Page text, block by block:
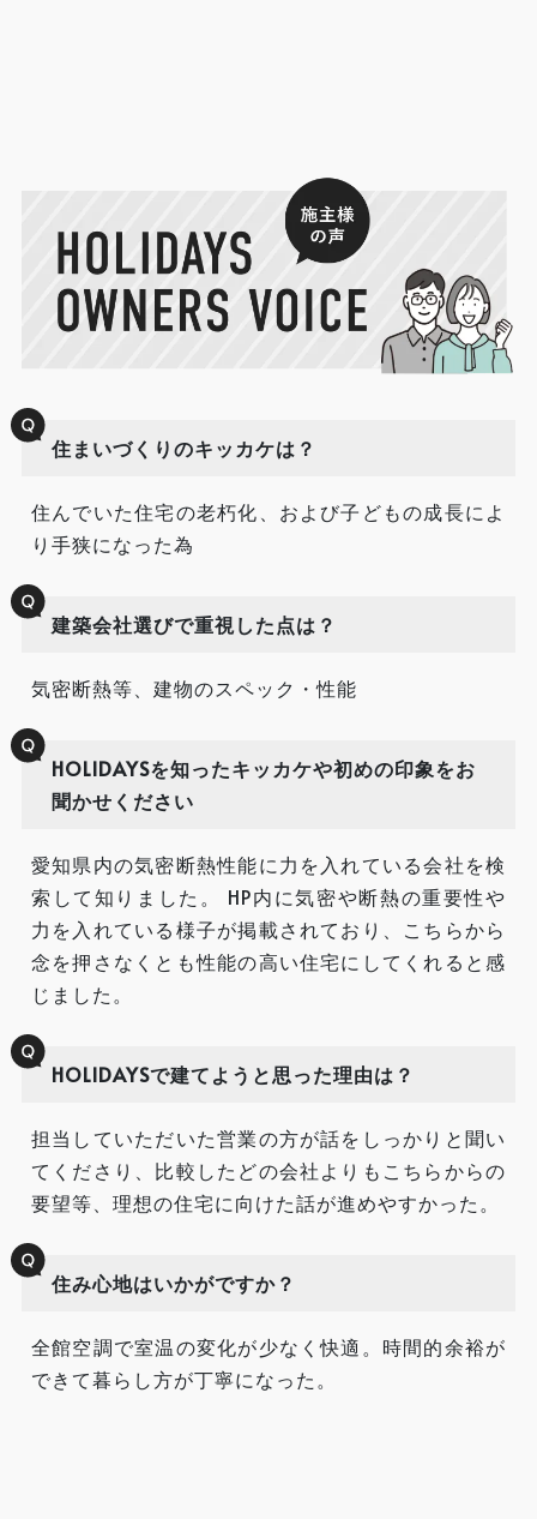
住まいづくりのキッカケは？
住んでいた住宅の老朽化、および子どもの成長によ
り手狭になった為
建築会社選びで重視した点は？
気密断熱等、建物のスペック・性能
HOLIDAYSを知ったキッカケや初めの印象をお
聞かせください
愛知県内の気密断熱性能に力を入れている会社を検
索して知りました。 HP内に気密や断熱の重要性や
力を入れている様子が掲載されており、こちらから
念を押さなくとも性能の高い住宅にしてくれると感
じました。
HOLIDAYSで建てようと思った理由は？
担当していただいた営業の方が話をしっかりと聞い
てくださり、比較したどの会社よりもこちらからの
要望等、理想の住宅に向けた話が進めやすかった。
住み心地はいかがですか？
全館空調で室温の変化が少なく快適。時間的余裕が
できて暮らし方が丁寧になった。